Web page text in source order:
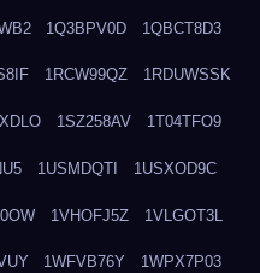
1Q3BPV0D 1QBCT8D3
1RCW99QZ 1RDUWSSK
1SZ258AV 1T04TFO9
1USMDQTI 1USXOD9C
1VHOFJ5Z 1VLGOT3L
1WFVB76Y 1WPX7P03